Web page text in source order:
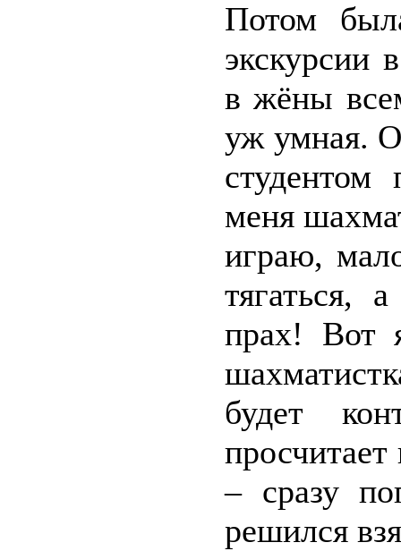
Потом
экскурсии
в жёны
уж умная.
меня
играю,
тягаться,
прах! Вот
будет
– сразу
решился